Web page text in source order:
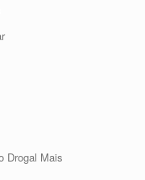
Drogal Mais